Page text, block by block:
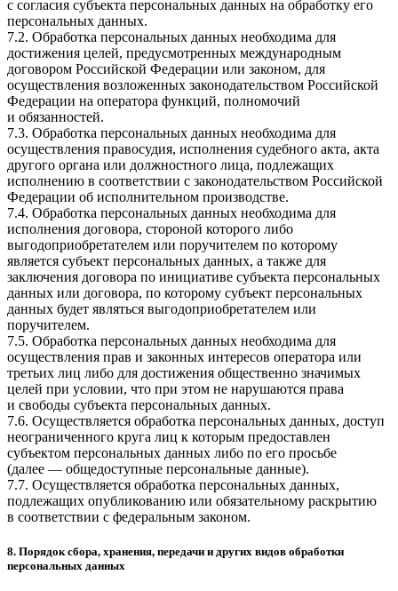
с согласия субъекта персональных данных на обработку его
персональных данных.
7.2. Обработка персональных данных необходима для
достижения целей, предусмотренных международным
договором Российской Федерации или законом, для
осуществления возложенных законодательством Российской
Федерации на оператора функций, полномочий
и обязанностей.
7.3. Обработка персональных данных необходима для
осуществления правосудия, исполнения судебного акта, акта
другого органа или должностного лица, подлежащих
исполнению в соответствии с законодательством Российской
Федерации об исполнительном производстве.
7.4. Обработка персональных данных необходима для
исполнения договора, стороной которого либо
выгодоприобретателем или поручителем по которому
является субъект персональных данных, а также для
заключения договора по инициативе субъекта персональных
данных или договора, по которому субъект персональных
данных будет являться выгодоприобретателем или
поручителем.
7.5. Обработка персональных данных необходима для
осуществления прав и законных интересов оператора или
третьих лиц либо для достижения общественно значимых
целей при условии, что при этом не нарушаются права
и свободы субъекта персональных данных.
7.6. Осуществляется обработка персональных данных, доступ
неограниченного круга лиц к которым предоставлен
субъектом персональных данных либо по его просьбе
(далее — общедоступные персональные данные).
7.7. Осуществляется обработка персональных данных,
подлежащих опубликованию или обязательному раскрытию
в соответствии с федеральным законом.
8. Порядок сбора, хранения, передачи и других видов обработки
персональных данных